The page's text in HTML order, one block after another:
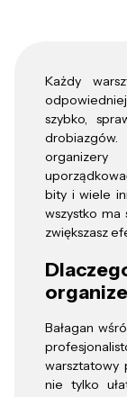
Każdy
szybko,
bity i wiele
wszystko ma
zwiększasz
Bałagan
warsztatowy
nie tylko